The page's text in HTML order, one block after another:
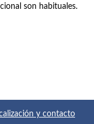
son habituales.
y contacto